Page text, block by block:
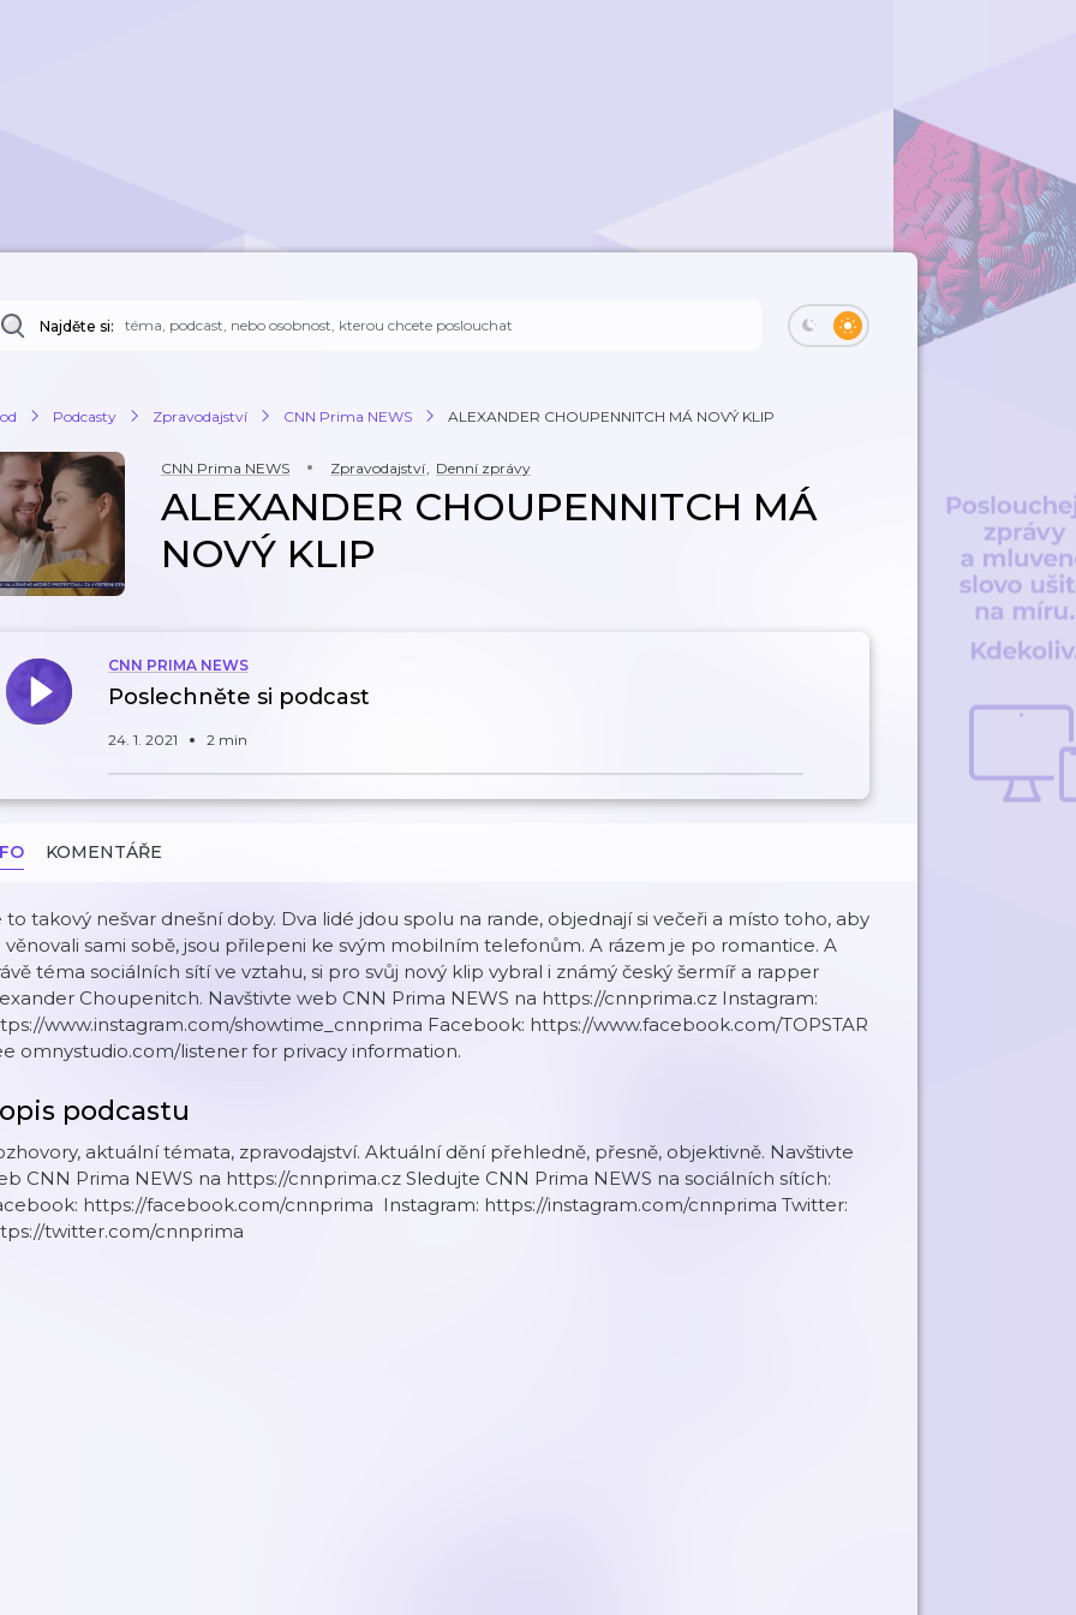
Najděte si:
Podcasty Zpravodajství CNN Prima NEWS ALEXANDER CHOUPENNITCH MÁ NOVÝ KLIP
CNN Prima NEWS Zpravodajství, Denní zprávy
ALEXANDER CHOUPENNITCH MÁ
NOVÝ KLIP
CNN PRIMA NEWS
Poslechněte si podcast
24. 1. 2021 2 min
KOMENTÁŘE
to takový nešvar dnešní doby. Dva lidé jdou spolu na rande, objednají si večeři a místo toho, aby
věnovali sami sobě, jsou přilepeni ke svým mobilním telefonům. A rázem je po romantice. A
téma sociálních sítí ve vztahu, si pro svůj nový klip vybral i známý český šermíř a rapper
Choupenitch. Navštivte web CNN Prima NEWS na https://cnnprima.cz Instagram:
www.instagram.com/showtime_cnnprima Facebook: https://www.facebook.com/TOPSTAR
omnystudio.com/listener for privacy information.
podcastu
aktuální témata, zpravodajství. Aktuální dění přehledně, přesně, objektivně. Navštivte
CNN Prima NEWS na https://cnnprima.cz Sledujte CNN Prima NEWS na sociálních sítích:
https://facebook.com/cnnprima Instagram: https://instagram.com/cnnprima Twitter:
twitter.com/cnnprima